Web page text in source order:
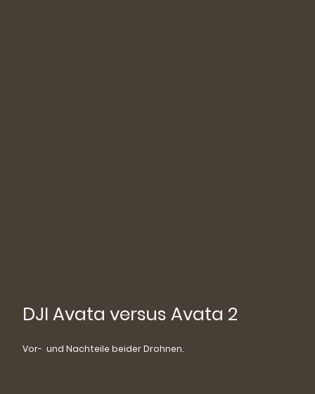
DJI Avata versus Avata 2
Vor- und Nachteile beider Drohnen.